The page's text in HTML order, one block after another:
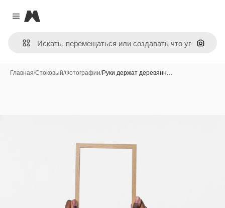
Close menu
Magnific
Поиск
Главная/Стоковый/Фотографии/Руки держат деревянн…